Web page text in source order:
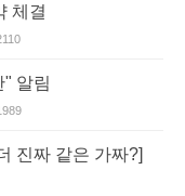
체결
" 알림
진짜 같은 가짜?]